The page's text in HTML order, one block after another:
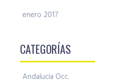
enero 2017
CATEGORÍAS
Andalucía Occ.